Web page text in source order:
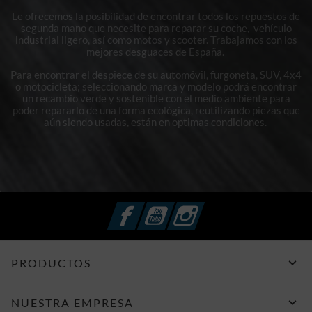
Le ofrecemos la posibilidad de encontrar todos los repuestos de
segunda mano que necesite para reparar su coche, vehículo
industrial ligero, así como motos y scooter. Trabajamos con los
mejores desguaces de España.
Para encontrar el despiece de su automóvil, furgoneta, SUV, 4x4
o motocicleta; seleccionando marca y modelo podrá encontrar
un recambio verde y sostenible con el medio ambiente para
poder repararlo de una forma ecológica, reutilizando piezas que
aún siendo usadas, están en optimas condiciones.
FacebookYouTubeInstagram
PRODUCTOS 
NUESTRA EMPRESA 